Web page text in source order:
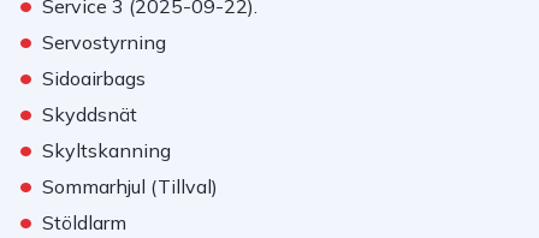
Service 3 (2025-09-22).
• Servostyrning
• Sidoairbags
• Skyddsnät
• Skyltskanning
• Sommarhjul (Tillval)
• Stöldlarm